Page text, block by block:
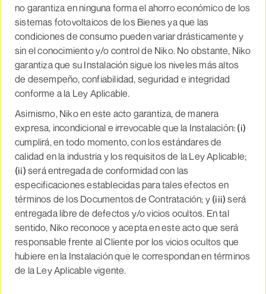
no garantiza en ninguna forma el ahorro económico de los
sistemas fotovoltaicos de los Bienes ya que las
condiciones de consumo pueden variar drásticamente y
sin el conocimiento y/o control de Niko. No obstante, Niko
garantiza que su Instalación sigue los niveles más altos
de desempeño, confiabilidad, seguridad e integridad
conforme a la Ley Aplicable.
Asimismo, Niko en este acto garantiza, de manera
expresa, incondicional e irrevocable que la Instalación: (i)
cumplirá, en todo momento, con los estándares de
calidad en la industria y los requisitos de la Ley Aplicable;
(ii) será entregada de conformidad con las
especificaciones establecidas para tales efectos en
términos de los Documentos de Contratación; y (iii)será
entregada libre de defectos y/o vicios ocultos. En tal
sentido, Niko reconoce y acepta en este acto que será
responsable frente al Cliente por los vicios ocultos que
hubiere en la Instalación que le correspondan en términos
de la Ley Aplicable vigente.